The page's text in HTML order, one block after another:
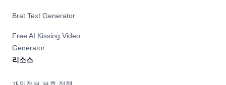
Brat Text Generator
Free AI Kissing Video
Generator
리소스